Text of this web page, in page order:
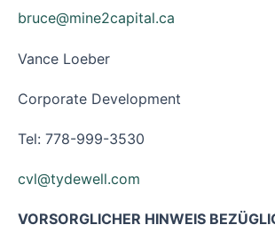
bruce@mine2capital.ca
Vance Loeber
Corporate Development
Tel: 778-999-3530
cvl@tydewell.com
VORSORGLICHER HINWEIS